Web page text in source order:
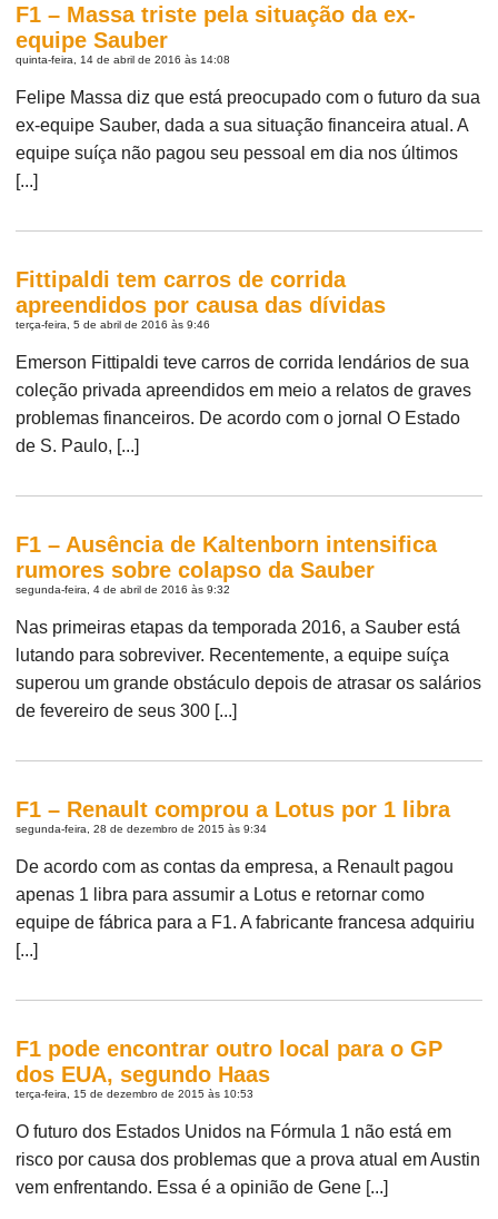
F1 – Massa triste pela situação da ex-
equipe Sauber
quinta-feira, 14 de abril de 2016 às 14:08
Felipe Massa diz que está preocupado com o futuro da sua
ex-equipe Sauber, dada a sua situação financeira atual. A
equipe suíça não pagou seu pessoal em dia nos últimos
[...]
Fittipaldi tem carros de corrida
apreendidos por causa das dívidas
terça-feira, 5 de abril de 2016 às 9:46
Emerson Fittipaldi teve carros de corrida lendários de sua
coleção privada apreendidos em meio a relatos de graves
problemas financeiros. De acordo com o jornal O Estado
de S. Paulo, [...]
F1 – Ausência de Kaltenborn intensifica
rumores sobre colapso da Sauber
segunda-feira, 4 de abril de 2016 às 9:32
Nas primeiras etapas da temporada 2016, a Sauber está
lutando para sobreviver. Recentemente, a equipe suíça
superou um grande obstáculo depois de atrasar os salários
de fevereiro de seus 300 [...]
F1 – Renault comprou a Lotus por 1 libra
segunda-feira, 28 de dezembro de 2015 às 9:34
De acordo com as contas da empresa, a Renault pagou
apenas 1 libra para assumir a Lotus e retornar como
equipe de fábrica para a F1. A fabricante francesa adquiriu
[...]
F1 pode encontrar outro local para o GP
dos EUA, segundo Haas
terça-feira, 15 de dezembro de 2015 às 10:53
O futuro dos Estados Unidos na Fórmula 1 não está em
risco por causa dos problemas que a prova atual em Austin
vem enfrentando. Essa é a opinião de Gene [...]